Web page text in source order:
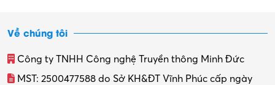
Về chúng tôi
Công ty TNHH Công nghệ Truyền thông Minh Đức
MST: 2500477588 do Sở KH&ĐT Vĩnh Phúc cấp ngày